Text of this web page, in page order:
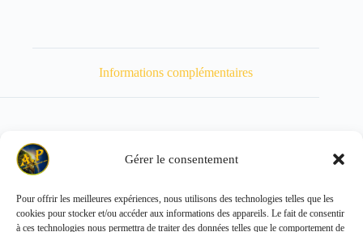
Gérer le consentement
Pour offrir les meilleures expériences, nous utilisons des technologies telles que les
cookies pour stocker et/ou accéder aux informations des appareils. Le fait de consentir
à ces technologies nous permettra de traiter des données telles que le comportement de
Informations complémentaires
Poids 87 kg
Copyright © 2026 - ALL PARTS FRANCE SAS